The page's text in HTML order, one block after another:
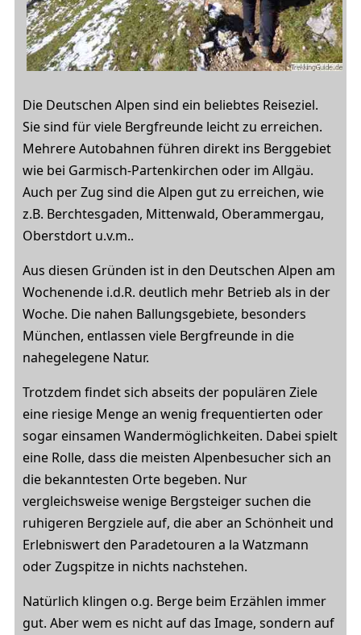
Die Deutschen Alpen sind ein beliebtes Reiseziel.
Sie sind für viele Bergfreunde leicht zu erreichen.
Mehrere Autobahnen führen direkt ins Berggebiet
wie bei Garmisch-Partenkirchen oder im Allgäu.
Auch per Zug sind die Alpen gut zu erreichen, wie
z.B. Berchtesgaden, Mittenwald, Oberammergau,
Oberstdort u.v.m..
Aus diesen Gründen ist in den Deutschen Alpen am
Wochenende i.d.R. deutlich mehr Betrieb als in der
Woche. Die nahen Ballungsgebiete, besonders
München, entlassen viele Bergfreunde in die
nahegelegene Natur.
Trotzdem findet sich abseits der populären Ziele
eine riesige Menge an wenig frequentierten oder
sogar einsamen Wandermöglichkeiten. Dabei spielt
eine Rolle, dass die meisten Alpenbesucher sich an
die bekanntesten Orte begeben. Nur
vergleichsweise wenige Bergsteiger suchen die
ruhigeren Bergziele auf, die aber an Schönheit und
Erlebniswert den Paradetouren a la Watzmann
oder Zugspitze in nichts nachstehen.
Natürlich klingen o.g. Berge beim Erzählen immer
gut. Aber wem es nicht auf das Image, sondern auf